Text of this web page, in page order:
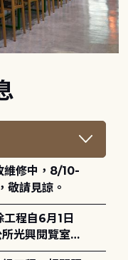
敬請見諒。
光興閱覽室，